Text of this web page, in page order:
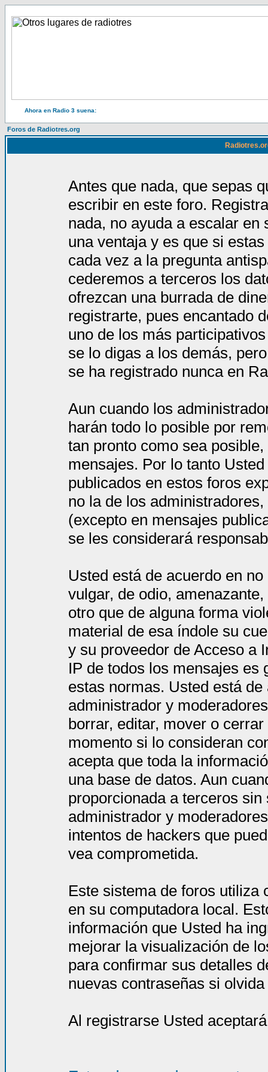
Ahora en Radio 3 suena:
Foros de Radiotres.org
Antes que nada, que sepas
escribir en este foro.
nada, no ayuda a escalar en
una ventaja y es que si
cada vez a la pregunta
cederemos a terceros los
ofrezcan una burrada de
registrarte, pues encantado
uno de los más
se lo digas a los demás,
se ha registrado nunca en
Aun cuando los
harán todo lo posible por
tan pronto como sea
mensajes. Por lo tanto
publicados en estos foros
no la de los
(excepto en mensajes
se les considerará
Usted está de acuerdo en
vulgar, de odio,
otro que de alguna forma
material de esa índole su
y su proveedor de Acceso a
IP de todos los mensajes es
estas normas. Usted está
administrador y
borrar, editar, mover o
momento si lo consideran
acepta que toda la
una base de datos. Aun
proporcionada a terceros
administrador y
intentos de hackers que
vea comprometida.
Este sistema de foros utiliza
en su computadora local.
información que Usted ha
mejorar la visualización de
para confirmar sus detalles
nuevas contraseñas si
Al registrarse Usted